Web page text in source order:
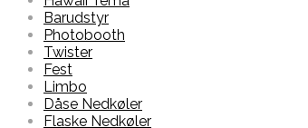
Barudstyr
Photobooth
Twister
Fest
Limbo
Dåse Nedkøler
Flaske Nedkøler